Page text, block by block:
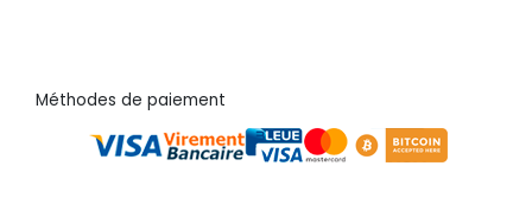
Méthodes de paiement